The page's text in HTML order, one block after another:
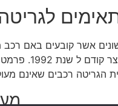
אשר קובעים באם רכב
בתוכנית
הגריטה רכבים שאינם